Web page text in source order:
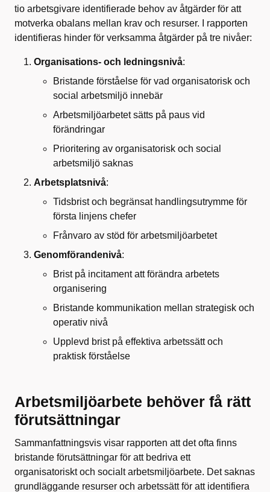
tio arbetsgivare identifierade behov av åtgärder för att
motverka obalans mellan krav och resurser. I rapporten
identifieras hinder för verksamma åtgärder på tre nivåer:
Organisations- och ledningsnivå:
Bristande förståelse för vad organisatorisk och
social arbetsmiljö innebär
Arbetsmiljöarbetet sätts på paus vid
förändringar
Prioritering av organisatorisk och social
arbetsmiljö saknas
Arbetsplatsnivå:
Tidsbrist och begränsat handlingsutrymme för
första linjens chefer
Frånvaro av stöd för arbetsmiljöarbetet
Genomförandenivå:
Brist på incitament att förändra arbetets
organisering
Bristande kommunikation mellan strategisk och
operativ nivå
Upplevd brist på effektiva arbetssätt och
praktisk förståelse
Arbetsmiljöarbete behöver få rätt
förutsättningar
Sammanfattningsvis visar rapporten att det ofta finns
bristande förutsättningar för att bedriva ett
organisatoriskt och socialt arbetsmiljöarbete. Det saknas
grundläggande resurser och arbetssätt för att identifiera